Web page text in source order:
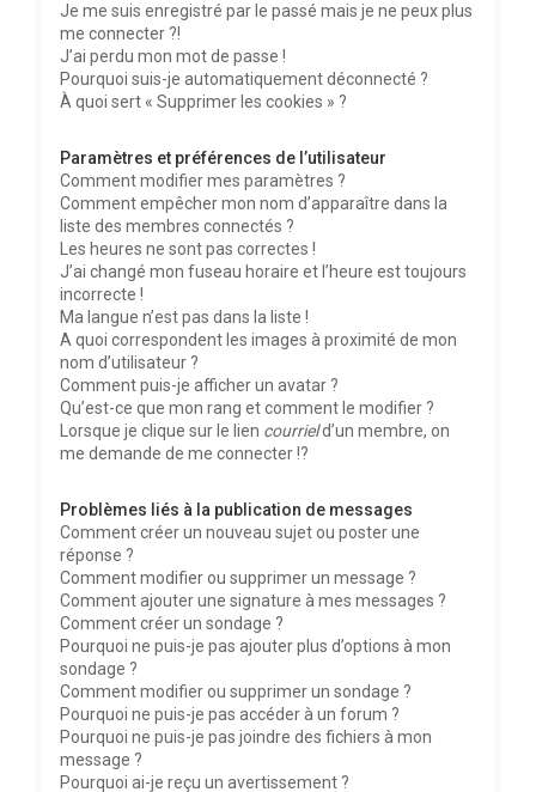
Je me suis enregistré par le passé mais je ne peux plus
me connecter ?!
J’ai perdu mon mot de passe !
Pourquoi suis-je automatiquement déconnecté ?
À quoi sert « Supprimer les cookies » ?
Paramètres et préférences de l’utilisateur
Comment modifier mes paramètres ?
Comment empêcher mon nom d’apparaître dans la
liste des membres connectés ?
Les heures ne sont pas correctes !
J’ai changé mon fuseau horaire et l’heure est toujours
incorrecte !
Ma langue n’est pas dans la liste !
A quoi correspondent les images à proximité de mon
nom d’utilisateur ?
Comment puis-je afficher un avatar ?
Qu’est-ce que mon rang et comment le modifier ?
Lorsque je clique sur le lien courrield’un membre, on
me demande de me connecter !?
Problèmes liés à la publication de messages
Comment créer un nouveau sujet ou poster une
réponse ?
Comment modifier ou supprimer un message ?
Comment ajouter une signature à mes messages ?
Comment créer un sondage ?
Pourquoi ne puis-je pas ajouter plus d’options à mon
sondage ?
Comment modifier ou supprimer un sondage ?
Pourquoi ne puis-je pas accéder à un forum ?
Pourquoi ne puis-je pas joindre des fichiers à mon
message ?
Pourquoi ai-je reçu un avertissement ?